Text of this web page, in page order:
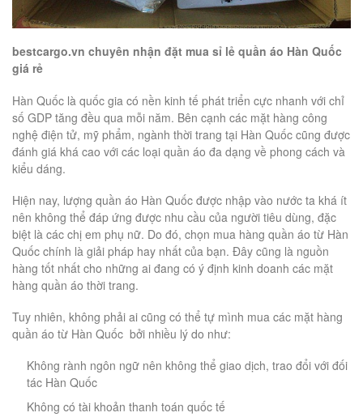
bestcargo.vn chuyên nhận đặt mua sỉ lẻ quần áo Hàn Quốc
giá rẻ
Hàn Quốc là quốc gia có nền kinh tế phát triển cực nhanh với chỉ
số GDP tăng đều qua mỗi năm. Bên cạnh các mặt hàng công
nghệ điện tử, mỹ phẩm, ngành thời trang tại Hàn Quốc cũng được
đánh giá khá cao với các loại quần áo đa dạng về phong cách và
kiểu dáng.
Hiện nay, lượng quần áo Hàn Quốc được nhập vào nước ta khá ít
nên không thể đáp ứng được nhu cầu của người tiêu dùng, đặc
biệt là các chị em phụ nữ. Do đó, chọn mua hàng quần áo từ Hàn
Quốc chính là giải pháp hay nhất của bạn. Đây cũng là nguồn
hàng tốt nhất cho những ai đang có ý định kinh doanh các mặt
hàng quần áo thời trang.
Tuy nhiên, không phải ai cũng có thể tự mình mua các mặt hàng
quần áo từ Hàn Quốc bởi nhiều lý do như:
Không rành ngôn ngữ nên không thể giao dịch, trao đổi với đối
tác Hàn Quốc
Không có tài khoản thanh toán quốc tế